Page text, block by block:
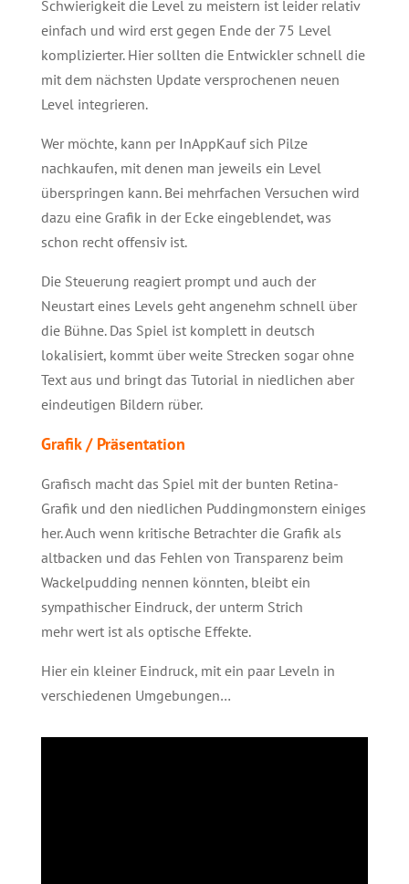
Schwierigkeit die Level zu meistern ist leider relativ
einfach und wird erst gegen Ende der 75 Level
komplizierter. Hier sollten die Entwickler schnell die
mit dem nächsten Update versprochenen neuen
Level integrieren.
Wer möchte, kann per InAppKauf sich Pilze
nachkaufen, mit denen man jeweils ein Level
überspringen kann. Bei mehrfachen Versuchen wird
dazu eine Grafik in der Ecke eingeblendet, was
schon recht offensiv ist.
Die Steuerung reagiert prompt und auch der
Neustart eines Levels geht angenehm schnell über
die Bühne. Das Spiel ist komplett in deutsch
lokalisiert, kommt über weite Strecken sogar ohne
Text aus und bringt das Tutorial in niedlichen aber
eindeutigen Bildern rüber.
Grafik / Präsentation
Grafisch macht das Spiel mit der bunten Retina-
Grafik und den niedlichen Puddingmonstern einiges
her. Auch wenn kritische Betrachter die Grafik als
altbacken und das Fehlen von Transparenz beim
Wackelpudding nennen könnten, bleibt ein
sympathischer Eindruck, der unterm Strich
mehr wert ist als optische Effekte.
Hier ein kleiner Eindruck, mit ein paar Leveln in
verschiedenen Umgebungen…